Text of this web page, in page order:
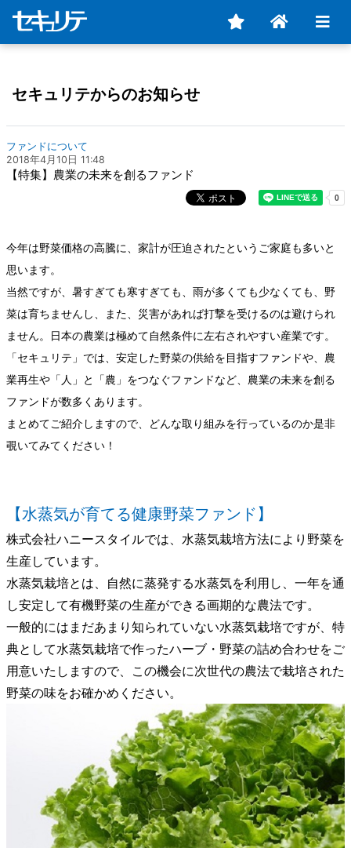
セキュリテからのお知らせ
ファンドについて
2018年4月10日 11:48
【特集】農業の未来を創るファンド
今年は野菜価格の高騰に、家計が圧迫されたというご家庭も多いと
思います。
当然ですが、暑すぎても寒すぎても、雨が多くても少なくても、野
菜は育ちませんし、また、災害があれば打撃を受けるのは避けられ
ません。日本の農業は極めて自然条件に左右されやすい産業です。
「セキュリテ」では、安定した野菜の供給を目指すファンドや、農
業再生や「人」と「農」をつなぐファンドなど、農業の未来を創る
ファンドが数多くあります。
まとめてご紹介しますので、どんな取り組みを行っているのか是非
覗いてみてください！
【水蒸気が育てる健康野菜ファンド】
株式会社ハニースタイルでは、水蒸気栽培方法により野菜を
生産しています。
水蒸気栽培とは、自然に蒸発する水蒸気を利用し、一年を通
し安定して有機野菜の生産ができる画期的な農法です。
一般的にはまだあまり知られていない水蒸気栽培ですが、特
典として水蒸気栽培で作ったハーブ・野菜の詰め合わせをご
用意いたしますので、この機会に次世代の農法で栽培された
野菜の味をお確かめください。